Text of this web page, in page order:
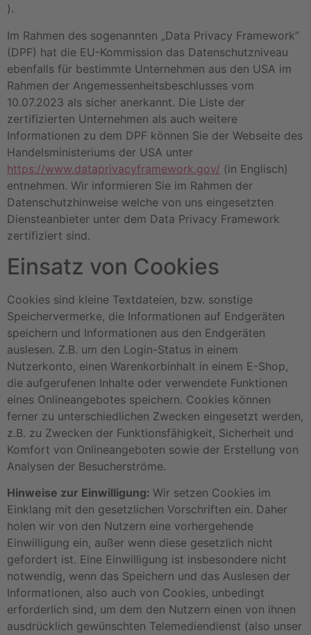
).
Im Rahmen des sogenannten „Data Privacy Framework”
(DPF) hat die EU-Kommission das Datenschutzniveau
ebenfalls für bestimmte Unternehmen aus den USA im
Rahmen der Angemessenheitsbeschlusses vom
10.07.2023 als sicher anerkannt. Die Liste der
zertifizierten Unternehmen als auch weitere
Informationen zu dem DPF können Sie der Webseite des
Handelsministeriums der USA unter
https://www.dataprivacyframework.gov/ (in Englisch)
entnehmen. Wir informieren Sie im Rahmen der
Datenschutzhinweise welche von uns eingesetzten
Diensteanbieter unter dem Data Privacy Framework
zertifiziert sind.
Einsatz von Cookies
Cookies sind kleine Textdateien, bzw. sonstige
Speichervermerke, die Informationen auf Endgeräten
speichern und Informationen aus den Endgeräten
auslesen. Z.B. um den Login-Status in einem
Nutzerkonto, einen Warenkorbinhalt in einem E-Shop,
die aufgerufenen Inhalte oder verwendete Funktionen
eines Onlineangebotes speichern. Cookies können
ferner zu unterschiedlichen Zwecken eingesetzt werden,
z.B. zu Zwecken der Funktionsfähigkeit, Sicherheit und
Komfort von Onlineangeboten sowie der Erstellung von
Analysen der Besucherströme.
Hinweise zur Einwilligung: Wir setzen Cookies im
Einklang mit den gesetzlichen Vorschriften ein. Daher
holen wir von den Nutzern eine vorhergehende
Einwilligung ein, außer wenn diese gesetzlich nicht
gefordert ist. Eine Einwilligung ist insbesondere nicht
notwendig, wenn das Speichern und das Auslesen der
Informationen, also auch von Cookies, unbedingt
erforderlich sind, um dem den Nutzern einen von ihnen
ausdrücklich gewünschten Telemediendienst (also unser